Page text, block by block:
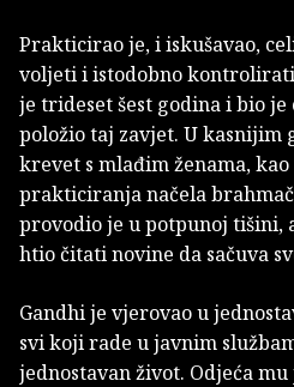
Prakticirao je, i iskušavao,
voljeti i istodobno
je trideset šest godina i bio je
položio taj zavjet. U kasnijim
krevet s mlađim ženama,
prakticiranja načela
provodio je u potpunoj tišini,
htio čitati novine da sačuva
Gandhi je vjerovao u
svi koji rade u javnim
jednostavan život. Odjeća